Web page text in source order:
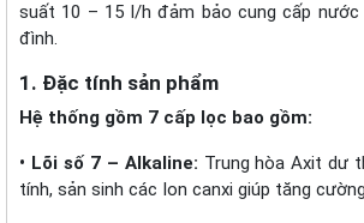
suất 10 – 15 l/h đảm bảo cung cấp
đình.
1. Đặc tính sản phẩm
Hệ thống gồm 7 cấp lọc bao gồm:
• Lõi số 7 – Alkaline: Trung hòa Axit dư
tính, sản sinh các Ion canxi giúp tăng